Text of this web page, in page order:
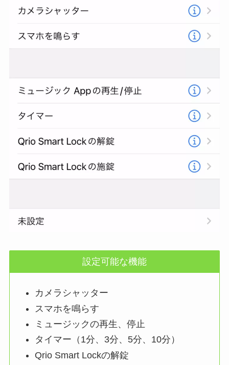
設定可能な機能
カメラシャッター
スマホを鳴らす
ミュージックの再生、停止
タイマー（1分、3分、5分、10分）
Qrio Smart Lockの解錠